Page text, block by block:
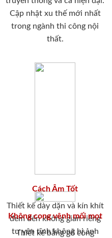
Cập nhật xu thế mới nhất
trong ngành thi công nội
thất.
Cách Âm Tốt
Thiết kế dày dặn và kín khít
đem đến không gian riêng
tư yên tĩnh không bị ảnh
Không cong vênh mối mọt
Thiết kế bằng gỗ công